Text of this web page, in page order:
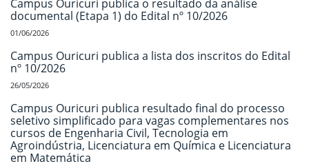
Campus Ouricuri publica o resultado da análise
documental (Etapa 1) do Edital nº 10/2026
01/06/2026
Campus Ouricuri publica a lista dos inscritos do Edital
nº 10/2026
26/05/2026
Campus Ouricuri publica resultado final do processo
seletivo simplificado para vagas complementares nos
cursos de Engenharia Civil, Tecnologia em
Agroindústria, Licenciatura em Química e Licenciatura
em Matemática